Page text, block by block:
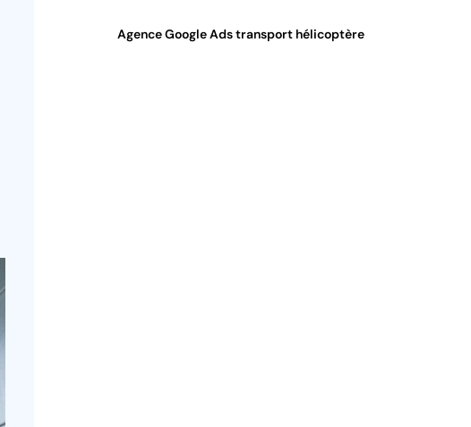
Agence Google Ads transport hélicoptère